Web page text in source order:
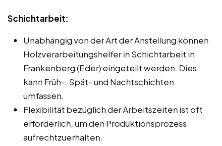
Schichtarbeit:
Unabhängig von der Art der Anstellung können
Holzverarbeitungshelfer in Schichtarbeit in
Frankenberg (Eder) eingeteilt werden. Dies
kann Früh-, Spät- und Nachtschichten
umfassen.
Flexibilität bezüglich der Arbeitszeiten ist oft
erforderlich, um den Produktionsprozess
aufrechtzuerhalten.